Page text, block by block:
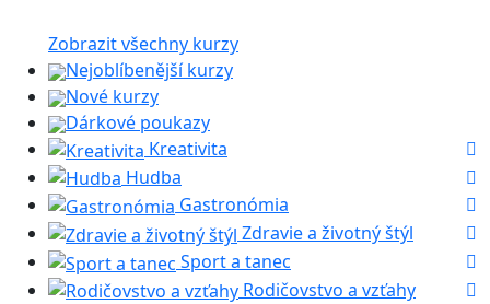
Zobrazit všechny kurzy
Nejoblíbenější kurzy
Nové kurzy
Dárkové poukazy
Kreativita
Hudba
Gastronómia
Zdravie a životný štýl
Sport a tanec
Rodičovstvo a vzťahy